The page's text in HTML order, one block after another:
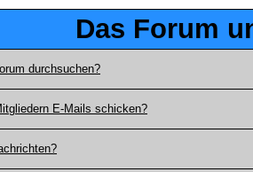
Das Forum
durchsuchen?
E-Mails schicken?